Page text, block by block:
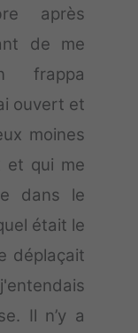
après
de me
frappa
ouvert et
moines
et qui me
dans le
était le
déplaçait
Il n’y a